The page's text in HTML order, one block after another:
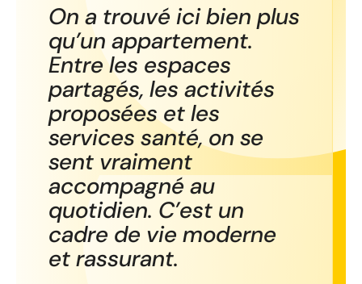
On a trouvé ici bien plus
qu’un appartement.
Entre les espaces
partagés, les activités
proposées et les
services santé, on se
sent vraiment
accompagné au
quotidien. C’est un
cadre de vie moderne
et rassurant.